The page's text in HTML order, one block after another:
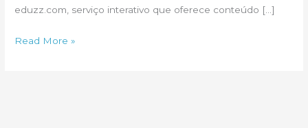
eduzz.com, serviço interativo que oferece conteúdo […]
Aprenda
Read More »